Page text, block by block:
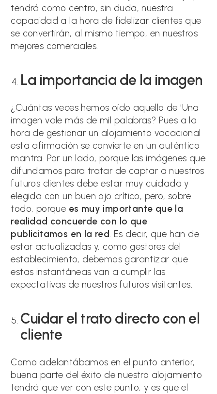
tendrá como centro, sin duda, nuestra
capacidad a la hora de fidelizar clientes que
se convertirán, al mismo tiempo, en nuestros
mejores comerciales.
La importancia de la imagen
¿Cuántas veces hemos oído aquello de ‘Una
imagen vale más de mil palabras? Pues a la
hora de gestionar un alojamiento vacacional
esta afirmación se convierte en un auténtico
mantra. Por un lado, porque las imágenes que
difundamos para tratar de captar a nuestros
futuros clientes debe estar muy cuidada y
elegida con un buen ojo crítico, pero, sobre
todo, porque es muy importante que la
realidad concuerde con lo que
publicitamos en la red. Es decir, que han de
estar actualizadas y, como gestores del
establecimiento, debemos garantizar que
estas instantáneas van a cumplir las
expectativas de nuestros futuros visitantes.
Cuidar el trato directo con el
cliente
Como adelantábamos en el punto anterior,
buena parte del éxito de nuestro alojamiento
tendrá que ver con este punto, y es que el